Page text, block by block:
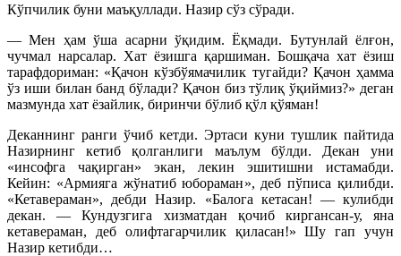
Кўпчилик буни маъқуллади. Назир сўз сўради.
— Мен ҳам ўша асарни ўқидим. Ёқмади. Бутунлай ёлғон,
чучмал нарсалар. Хат ёзишга қаршиман. Бошқача хат ёзиш
тарафдориман: «Қачон кўзбўямачилик тугайди? Қачон ҳамма
ўз иши билан банд бўлади? Қачон биз тўлиқ ўқиймиз?» деган
мазмунда хат ёзайлик, биринчи бўлиб қўл қўяман!
Деканнинг ранги ўчиб кетди. Эртаси куни тушлик пайтида
Назирнинг кетиб қолганлиги маълум бўлди. Декан уни
«инсофга чақирган» экан, лекин эшитишни истамабди.
Кейин: «Армияга жўнатиб юбораман», деб пўписа қилибди.
«Кетавераман», дебди Назир. «Балога кетасан! — кулибди
декан. — Кундузгига хизматдан қочиб киргансан-у, яна
кетавераман, деб олифтагарчилик қиласан!» Шу гап учун
Назир кетибди…